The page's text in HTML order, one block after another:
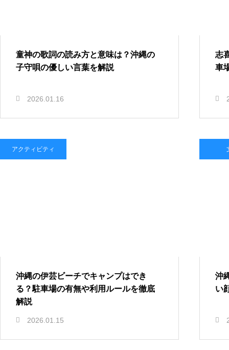
童神の歌詞の読み方と意味は？沖縄の
子守唄の優しい言葉を解説
2026.01.16
志
車
アクティビティ
沖縄の伊芸ビーチでキャンプはでき
る？駐車場の有無や利用ルールを徹底
解説
2026.01.15
沖
い